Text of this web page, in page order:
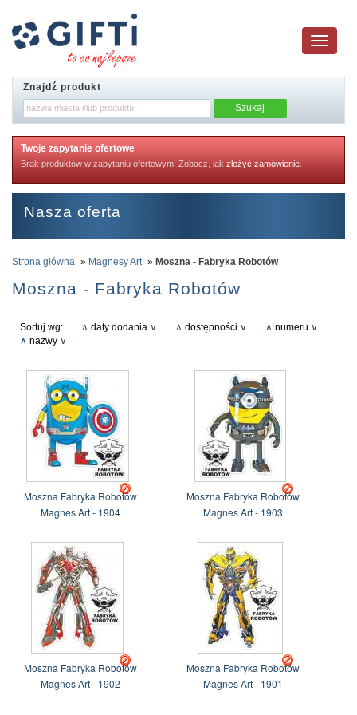
Toggle
navigation
Znajdź produkt
Twoje zapytanie ofertowe
Brak produktów w zapytaniu ofertowym. Zobacz, jak złożyć zamówienie
Nasza oferta
Strona główna » Magnesy Art » Moszna - Fabryka Robotów
Moszna - Fabryka Robotów
Sortuj wg: ∧ daty dodania ∨ ∧ dostępności ∨ ∧ numeru ∨
∧ nazwy ∨
Moszna Fabryka Robotów
Magnes Art - 1904
Moszna Fabryka Robotów
Magnes Art - 1903
Moszna Fabryka Robotów
Magnes Art - 1902
Moszna Fabryka Robotów
Magnes Art - 1901